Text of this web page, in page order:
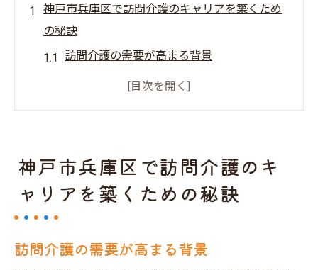
神戸市兵庫区で訪問介護のキャリアを築くため
の秘訣
訪問介護の需要が高まる背景
神戸市兵庫区での訪問介護の求人動向
地域密着型の介護サービスのメリット
訪問介護の求人情報を探すコツ神戸市兵庫区編
信頼できる求人情報の見極め方
神戸市兵庫区で訪問介護のキ
ャリアを築くための秘訣
訪問介護の需要が高まる背景